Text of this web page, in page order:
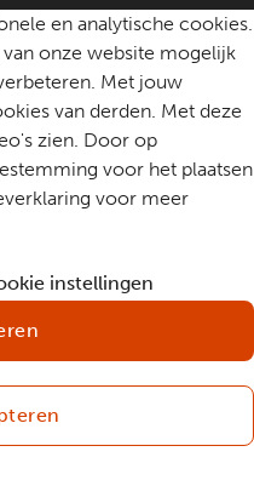
en analytische cookies.
onze website mogelijk
Met jouw
van derden. Met deze
zien. Door op
voor het plaatsen
voor meer
instellingen